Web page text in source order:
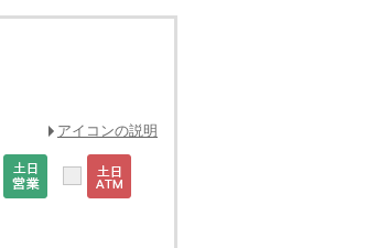
アイコンの説明